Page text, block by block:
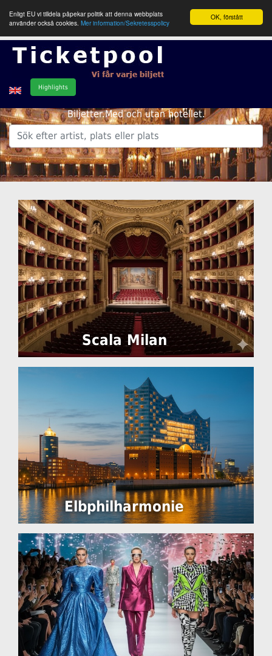
OK, förstått
Enligt EU vi tilldela påpekar politik att denna webbplats
använder också cookies. Mer information/Sekretesspolicy
Highlights
Biljetter.Med och utan hotellet.
.
Scala Milan
Elbphilharmonie